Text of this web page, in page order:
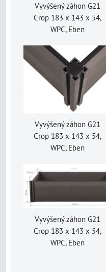
Vyvýšený záhon G21
Crop 183 x 143 x 54,
WPC, Eben
Vyvýšený záhon G21
Crop 183 x 143 x 54,
WPC, Eben
Vyvýšený záhon G21
Crop 183 x 143 x 54,
WPC, Eben